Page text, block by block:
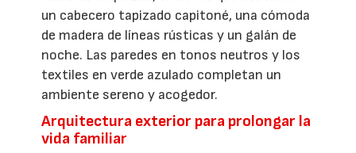
un cabecero tapizado capitoné, una cómoda
de madera de líneas rústicas y un galán de
noche. Las paredes en tonos neutros y los
textiles en verde azulado completan un
ambiente sereno y acogedor.
Arquitectura exterior para prolongar la
vida familiar